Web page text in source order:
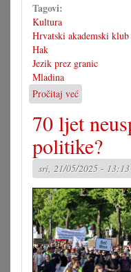
Tagovi:
Kultura
Hrvatski akademski klub
Hak
Jezik prez granic
Mladina
Pročitaj već
Peto
izdanje
JPG-
a
na
Braču
70 ljet
politike?
sri, 21/05/2025 - 13:13